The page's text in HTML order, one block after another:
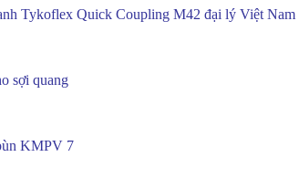
Tykoflex Quick Coupling M42 đại lý Việt Nam
sợi quang
KMPV 7